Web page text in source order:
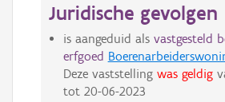
Juridische gevolgen
is aangeduid als vastgesteld
erfgoed
Deze vaststelling was geldig
tot 20-06-2023